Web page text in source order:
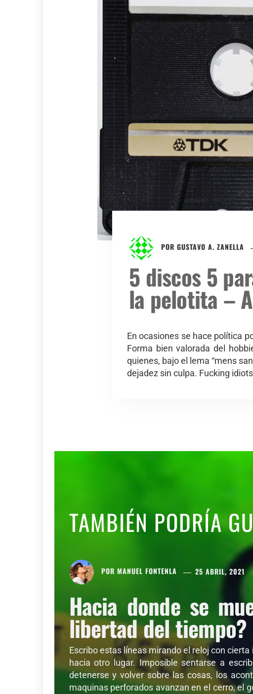
POR GUSTAVO A. ZANELLA
5 discos 5
la pelotita –
En ocasiones se hace política
Forma bien valorada del
quienes, bajo el lema “mens
dejadez sin culpa. Fucking
TAMBIÉN PODRÍA
POR MANUEL FONTENLA 25 ABRIL, 2021
Hacia donde se
libertad del tiempo?
Escribo estas líneas mirando el reloj con
hacia otro lugar. Imposible sentarse a
detenerse y volver sobre las cosas, los
maquinas perforados avanzan en el cerro, el